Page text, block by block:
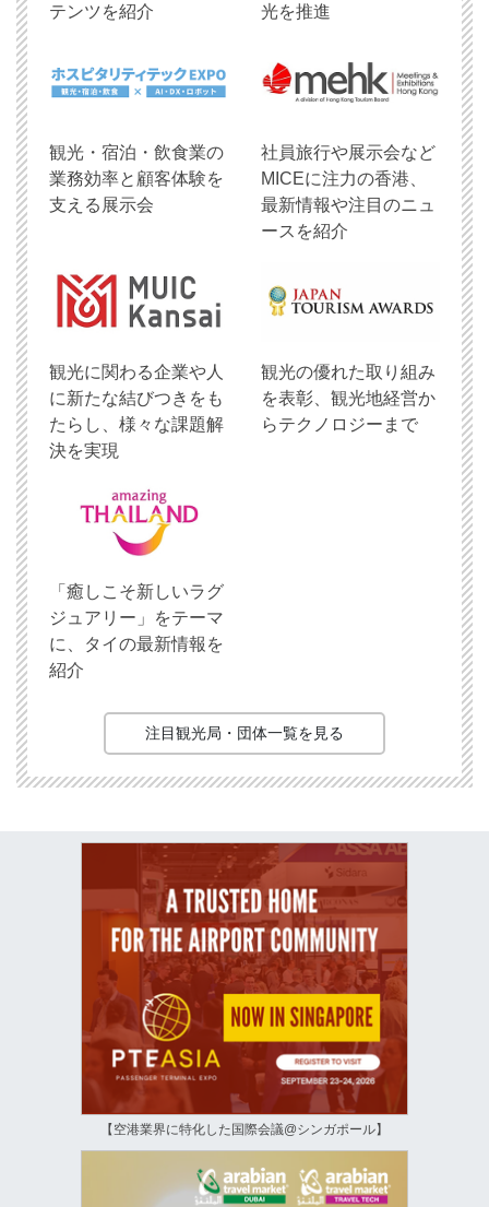
テンツを紹介
光を推進
観光・宿泊・飲食業の
業務効率と顧客体験を
支える展示会
社員旅行や展示会など
MICEに注力の香港、
最新情報や注目のニュ
ースを紹介
観光に関わる企業や人
に新たな結びつきをも
たらし、様々な課題解
決を実現
観光の優れた取り組み
を表彰、観光地経営か
らテクノロジーまで
「癒しこそ新しいラグ
ジュアリー」をテーマ
に、タイの最新情報を
紹介
注目観光局・団体一覧を見る
【空港業界に特化した国際会議@シンガポール】